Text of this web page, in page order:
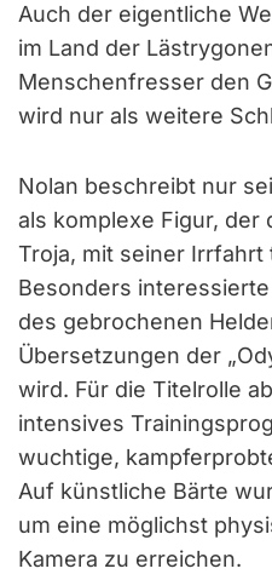
Auch der eigentliche
im Land der
Menschenfresser den
wird nur als weitere
Nolan beschreibt nur
als komplexe Figur, der
Troja, mit seiner
Besonders
des gebrochenen
Übersetzungen der
wird. Für die Titelrolle
intensives
wuchtige,
Auf künstliche Bärte
um eine möglichst
Kamera zu erreichen.